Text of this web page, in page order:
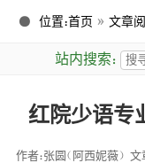
位置：首页 » 文章
站内搜索：
红院少语专
作者：张圆（阿西妮薇） 文